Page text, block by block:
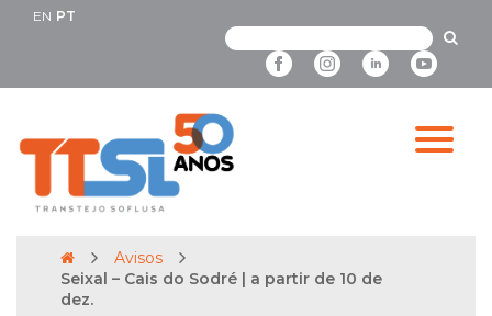
EN PT
Avisos
Seixal – Cais do Sodré | a partir de 10 de
dez.